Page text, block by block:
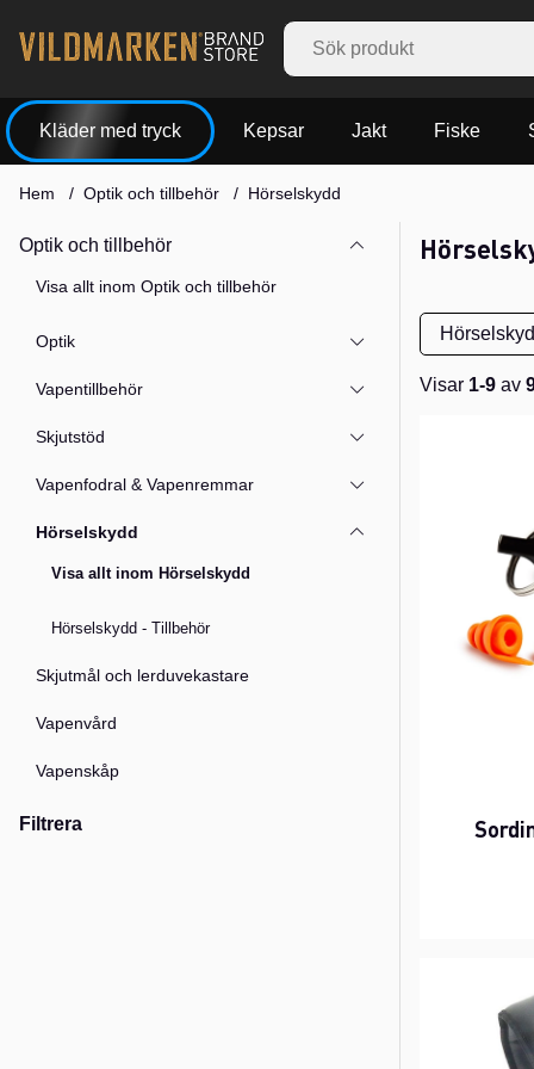
Kläder med tryck Kepsar Jakt Fiske
Hem Optik och tillbehör Hörselskydd
Optik och tillbehör
Visa allt inom Optik och tillbehör
Optik
Vapentillbehör
Skjutstöd
Vapenfodral & Vapenremmar
Hörselskydd
Visa allt inom Hörselskydd
Hörselskydd - Tillbehör
Skjutmål och lerduvekastare
Vapenvård
Vapenskåp
Filtrera
Visar 1-9 av